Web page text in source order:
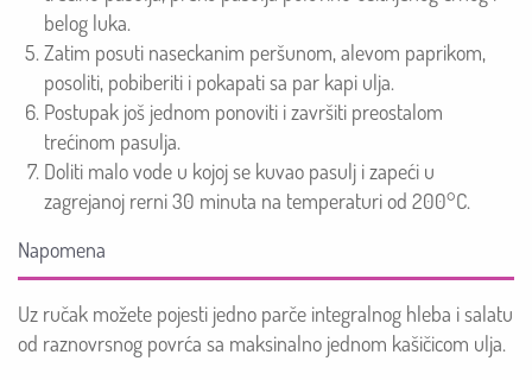
belog luka.
Zatim posuti naseckanim peršunom, alevom paprikom,
posoliti, pobiberiti i pokapati sa par kapi ulja.
Postupak još jednom ponoviti i završiti preostalom
trećinom pasulja.
Doliti malo vode u kojoj se kuvao pasulj i zapeći u
zagrejanoj rerni 30 minuta na temperaturi od 200°C.
Napomena
Uz ručak možete pojesti jedno parče integralnog hleba i salatu
od raznovrsnog povrća sa maksinalno jednom kašičicom ulja.